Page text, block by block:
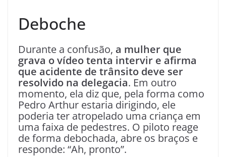
Deboche
Durante a confusão, a mulher que
grava o vídeo tenta intervir e afirma
que acidente de trânsito deve ser
resolvido na delegacia. Em outro
momento, ela diz que, pela forma como
Pedro Arthur estaria dirigindo, ele
poderia ter atropelado uma criança em
uma faixa de pedestres. O piloto reage
de forma debochada, abre os braços e
responde: “Ah, pronto”.